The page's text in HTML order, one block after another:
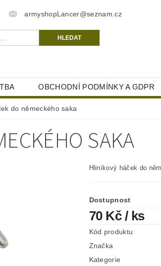
armyshopLancer@seznam.cz
OBCHODNÍ PODMÍNKY A GDPR
do německého saka
SAKA
Hliníkový háček do
Dostupnost
70 Kč / ks
Kód produktu
Značka
Kategorie